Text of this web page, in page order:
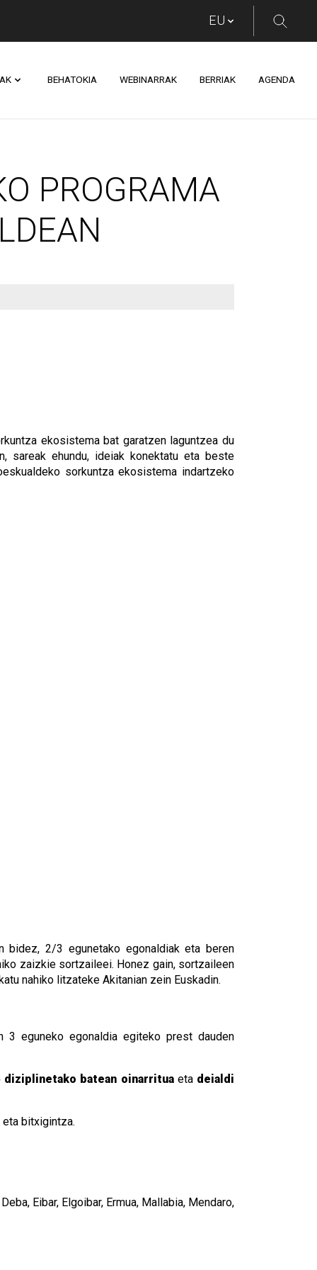
BEHATOKIA WEBINARRAK BERRIAK AGENDA
PROGRAMA
ekosistema bat garatzen laguntzea du
sareak ehundu, ideiak konektatu eta beste
sorkuntza ekosistema indartzeko
bidez, 2/3 egunetako egonaldiak eta beren
zaizkie sortzaileei. Honez gain, sortzaileen
nahiko litzateke Akitanian zein Euskadin.
3 eguneko egonaldia egiteko prest dauden
diziplinetako batean oinarritua eta deialdi
bitxigintza.
Eibar, Elgoibar, Ermua, Mallabia, Mendaro,